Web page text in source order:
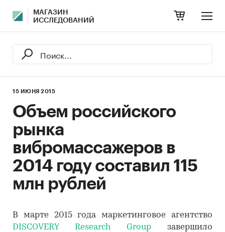
МАГАЗИН
ИССЛЕДОВАНИЙ
15 ИЮНЯ 2015
Объем российского
рынка
вибромассажеров в
2014 году составил 115
млн рублей
В марте 2015 года маркетинговое агентство
DISCOVERY Research Group завершило